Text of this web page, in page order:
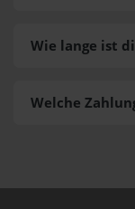
Welche
Wie lange ist